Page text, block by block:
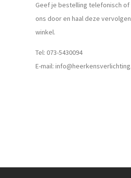
Geef je bestelling telefonisch of
ons door en haal deze
winkel.
Tel: 073-5430094
E-mail: